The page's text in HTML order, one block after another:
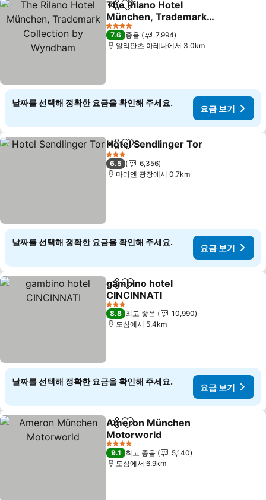
공유 즐겨찾기에 추가
The Rilano Hotel
München, Trademark
Collection by Wyndham
4 성급
7.6 좋음
7,994
알리안츠 아레나에서 3.0km
날짜를 선택해 정확한 요금을 확인해 주세요.
요금 보기
공유 즐겨찾기에 추가
Hotel Sendlinger Tor
3 성급
6.5
6,356
마리엔 광장에서 0.7km
날짜를 선택해 정확한 요금을 확인해 주세요.
요금 보기
공유 즐겨찾기에 추가
gambino hotel
CINCINNATI
3 성급
8.8 최고 좋음
10,990
도심에서 5.4km
날짜를 선택해 정확한 요금을 확인해 주세요.
요금 보기
공유 즐겨찾기에 추가
Ameron München
Motorworld
4 성급
9.1 최고 좋음
5,140
도심에서 6.9km